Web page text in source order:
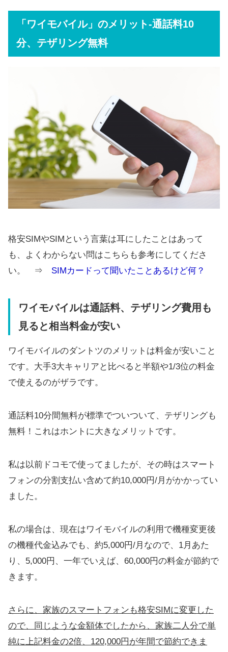
「ワイモバイル」のメリット-通話料10
分、テザリング無料
格安SIMやSIMという言葉は耳にしたことはあって
も、よくわからない問はこちらも参考にしてくださ
い。 ⇒ SIMカードって聞いたことあるけど何？
ワイモバイルは通話料、テザリング費用も
見ると相当料金が安い
ワイモバイルのダントツのメリットは料金が安いこと
です。大手3大キャリアと比べると半額や1/3位の料金
で使えるのがザラです。
通話料10分間無料が標準でついついて、テザリングも
無料！これはホントに大きなメリットです。
私は以前ドコモで使ってましたが、その時はスマート
フォンの分割支払い含めて約10,000円/月がかかってい
ました。
私の場合は、現在はワイモバイルの利用で機種変更後
の機種代金込みでも、約5,000円/月なので、1月あた
り、5,000円、一年でいえば、60,000円の料金が節約で
きます。
さらに、家族のスマートフォンも格安SIMに変更した
ので、同じような金額体でしたから、家族二人分で単
純に上記料金の2倍、120,000円が年間で節約できま